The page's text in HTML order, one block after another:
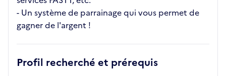
- Un système de parrainage qui vous permet de
gagner de l'argent !
Profil recherché et prérequis